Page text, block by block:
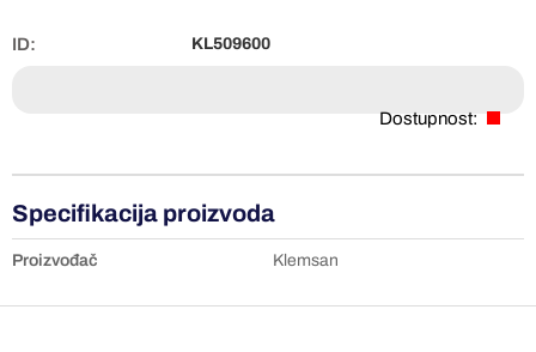
ID: KL509600
Dostupnost:
Specifikacija proizvoda
Proizvođač Klemsan